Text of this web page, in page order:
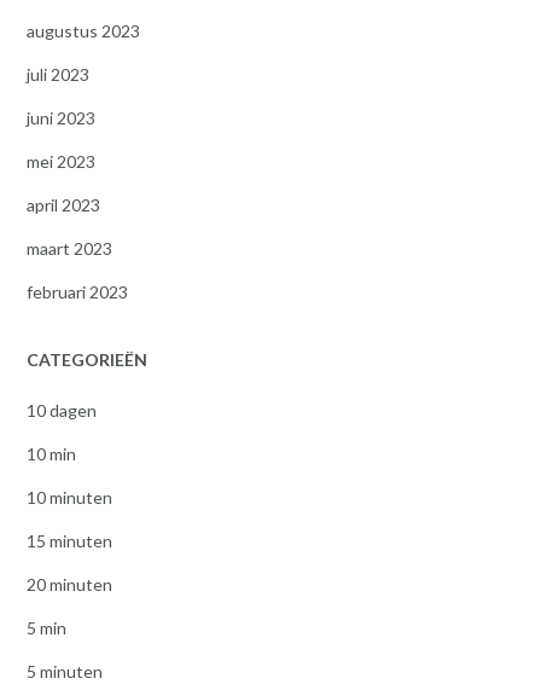
augustus 2023
juli 2023
juni 2023
mei 2023
april 2023
maart 2023
februari 2023
CATEGORIEËN
10 dagen
10 min
10 minuten
15 minuten
20 minuten
5 min
5 minuten